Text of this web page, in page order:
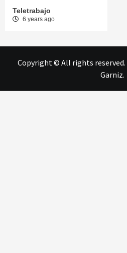
Teletrabajo
6 years ago
Copyright © All rights reserved.
Garniz.